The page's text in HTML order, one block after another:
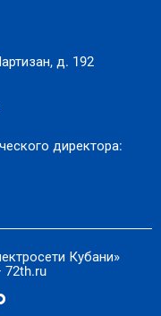
д. 192
директора:
Кубани»
72th.ru